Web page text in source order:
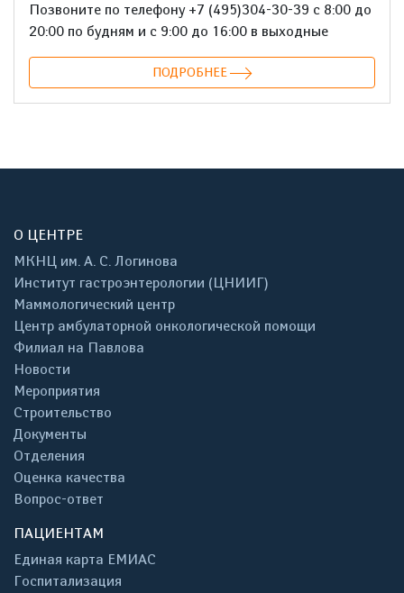
Позвоните по телефону +7 (495)304-30-39 с 8:00 до
20:00 по будням и с 9:00 до 16:00 в выходные
ПОДРОБНЕЕ
О ЦЕНТРЕ
МКНЦ им. А. С. Логинова
Институт гастроэнтерологии (ЦНИИГ)
Маммологический центр
Центр амбулаторной онкологической помощи
Филиал на Павлова
Новости
Мероприятия
Строительство
Документы
Отделения
Оценка качества
Вопрос-ответ
ПАЦИЕНТАМ
Единая карта ЕМИАС
Госпитализация